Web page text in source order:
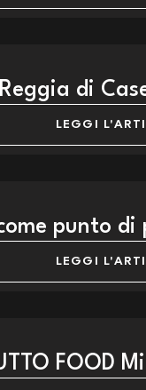
di
LEGGI
punto di
LEGGI
FOOD